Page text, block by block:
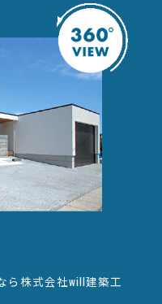
ら株式会社will建築工